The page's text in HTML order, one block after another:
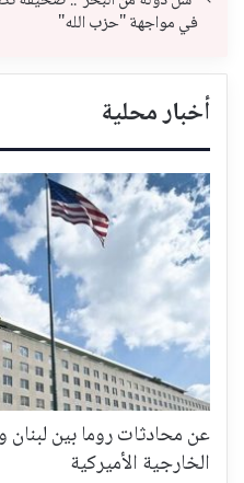
في مواجهة "حزب الله"
أخبار محلية
عن محادثات روما بين لبنان
الخارجية الأميركية